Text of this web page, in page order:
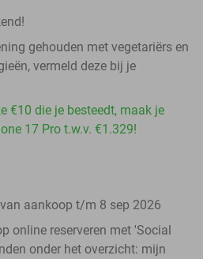
gehouden met vegetariërs en
vermeld deze bij je
€10 die je besteedt, maak je
17 Pro t.w.v. €1.329!
aankoop t/m 8 sep 2026
online reserveren met 'Social
onder het overzicht: mijn